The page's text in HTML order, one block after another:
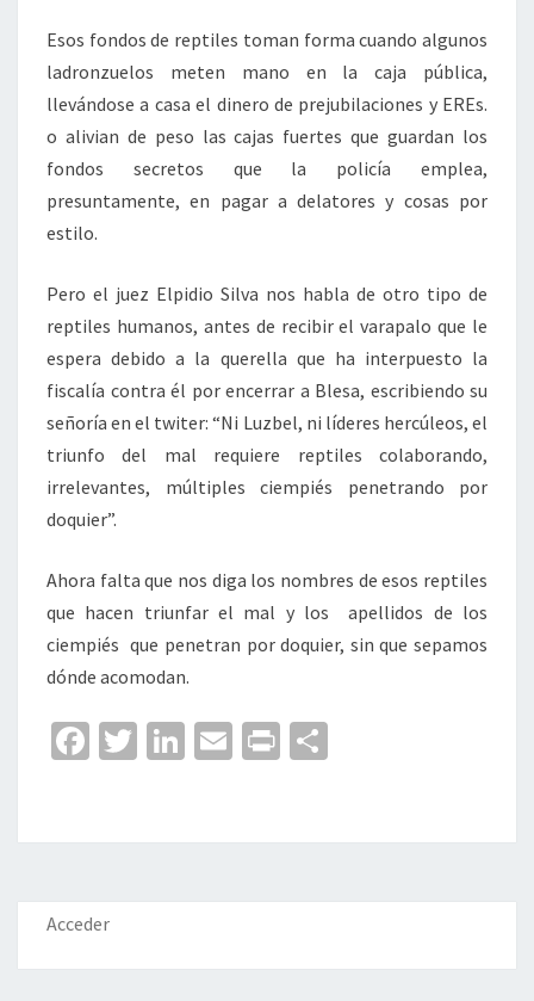
Esos fondos de reptiles toman forma cuando algunos
ladronzuelos meten mano en la caja pública,
llevándose a casa el dinero de prejubilaciones y EREs.
o alivian de peso las cajas fuertes que guardan los
fondos secretos que la policía emplea,
presuntamente, en pagar a delatores y cosas por
estilo.
Pero el juez Elpidio Silva nos habla de otro tipo de
reptiles humanos, antes de recibir el varapalo que le
espera debido a la querella que ha interpuesto la
fiscalía contra él por encerrar a Blesa, escribiendo su
señoría en el twiter: “Ni Luzbel, ni líderes hercúleos, el
triunfo del mal requiere reptiles colaborando,
irrelevantes, múltiples ciempiés penetrando por
doquier”.
Ahora falta que nos diga los nombres de esos reptiles
que hacen triunfar el mal y los apellidos de los
ciempiés que penetran por doquier, sin que sepamos
dónde acomodan.
Fa
o
o
k
T
er
Li
dI
n
E
l
Pr
p
ar
Acceder